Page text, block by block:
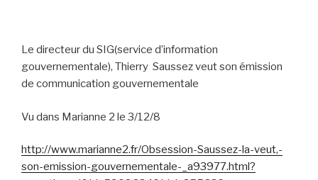
Le directeur du SIG(service d’information
gouvernementale), Thierry Saussez veut son émission
de communication gouvernementale
Vu dans Marianne 2 le 3/12/8
http://www.marianne2.fr/Obsession-Saussez-la-veut,-
son-emission-gouvernementale-_a93977.html?